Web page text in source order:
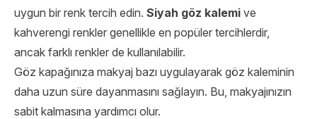
uygun bir renk tercih edin. Siyah göz kalemi ve
kahverengi renkler genellikle en popüler tercihlerdir,
ancak farklı renkler de kullanılabilir.
Göz kapağınıza makyaj bazı uygulayarak göz kaleminin
daha uzun süre dayanmasını sağlayın. Bu, makyajınızın
sabit kalmasına yardımcı olur.